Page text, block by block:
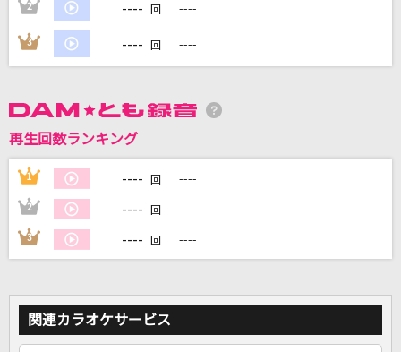
2 ---- 回 ----
3 ---- 回 ----
再生回数ランキング
1 ---- 回 ----
2 ---- 回 ----
3 ---- 回 ----
関連カラオケサービス